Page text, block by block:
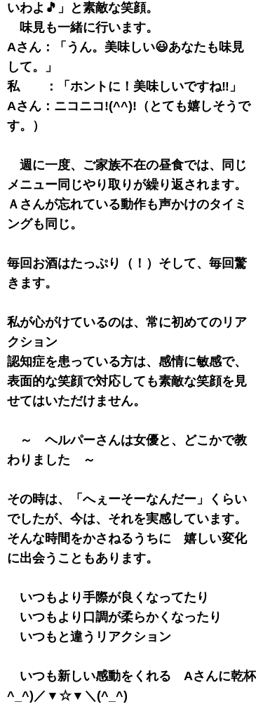
いわよ🎵」と素敵な笑顔。
味見も一緒に行います。
Aさん：「うん。美味しい😃あなたも味見
して。」
私 ：「ホントに！美味しいですね‼️」
Aさん：ニコニコ!(^^)!（とても嬉しそうで
す。）
週に一度、ご家族不在の昼食では、同じ
メニュー同じやり取りが繰り返されます。
Ａさんが忘れている動作も声かけのタイミ
ングも同じ。
毎回お酒はたっぷり（！）そして、毎回驚
きます。
私が心がけているのは、常に初めてのリア
クション
認知症を患っている方は、感情に敏感で、
表面的な笑顔で対応しても素敵な笑顔を見
せてはいただけません。
～ ヘルパーさんは女優と、どこかで教
わりました ～
その時は、「へぇーそーなんだー」くらい
でしたが、今は、それを実感しています。
そんな時間をかさねるうちに 嬉しい変化
に出会うこともあります。
いつもより手際が良くなってたり
いつもより口調が柔らかくなったり
いつもと違うリアクション
いつも新しい感動をくれる Aさんに乾杯
^_^)／▼☆▼＼(^_^)